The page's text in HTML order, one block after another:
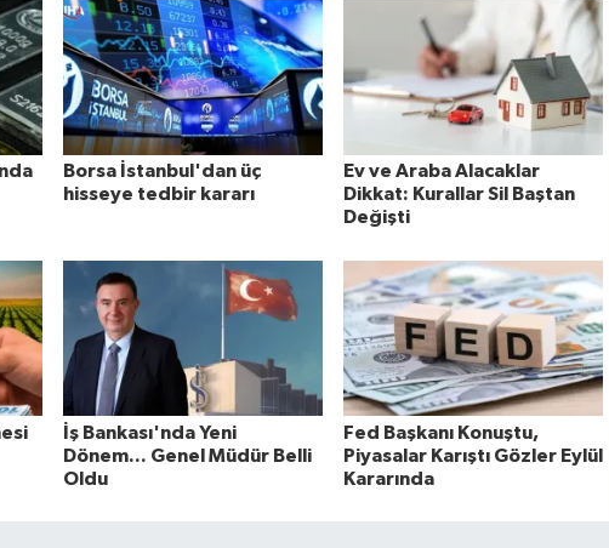
Borsa İstanbul'dan üç
hisseye tedbir kararı
Ev ve Araba Alacaklar
Dikkat: Kurallar Sil Baştan
Değişti
İş Bankası'nda Yeni
Dönem... Genel Müdür Belli
Oldu
Fed Başkanı Konuştu,
Piyasalar Karıştı Gözler Eylül
Kararında